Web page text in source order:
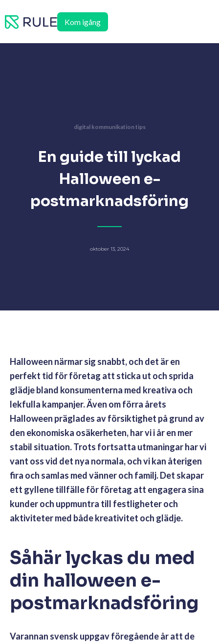
till
Kom igång
digital kommunikation tips
En guide till lyckad
Halloween e-
postmarknadsföring
oktober 13, 2024
Halloween närmar sig snabbt, och det är en
perfekt tid för företag att sticka ut och sprida
glädje bland konsumenterna med kreativa och
lekfulla kampanjer. Även om förra årets
Halloween präglades av försiktighet på grund av
den ekonomiska osäkerheten, har vi i år en mer
stabil situation. Trots fortsatta utmaningar har vi
vant oss vid det nya normala, och vi kan återigen
fira och samlas med vänner och familj. Det skapar
ett gyllene tillfälle för företag att engagera sina
kunder och uppmuntra till festligheter och
aktiviteter med både kreativitet och glädje.
Såhär lyckas du med
din halloween e-
postmarknadsföring
Varannan svensk uppgav föregående år att de